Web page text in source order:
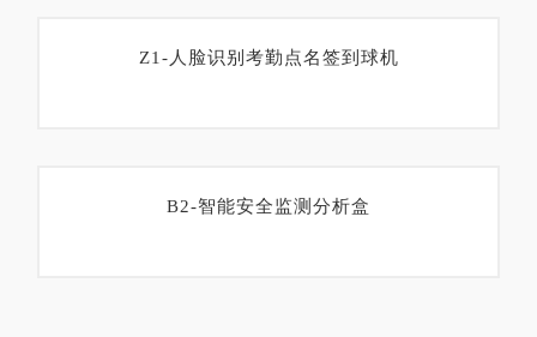
Z1-人脸识别考勤点名签到球机
B2-智能安全监测分析盒